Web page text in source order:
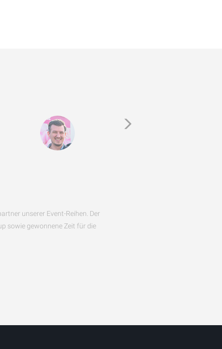
unserer Event-Reihen. Der
sowie gewonnene Zeit für die